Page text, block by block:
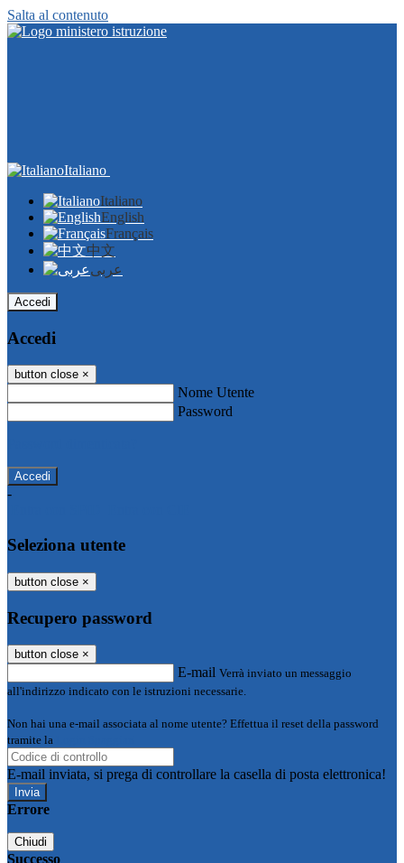
Salta al contenuto
Italiano
Italiano
English
Français
中文
عربى
Accedi
Accedi
button close ×
Nome Utente
Password
-
Seleziona utente
button close ×
Recupero password
button close ×
E-mail Verrà inviato un messaggio
all'indirizzo indicato con le istruzioni necessarie.
Non hai una e-mail associata al nome utente? Effettua il reset della password
tramite la
E-mail inviata, si prega di controllare la casella di posta elettronica!
Errore
Chiudi
Successo